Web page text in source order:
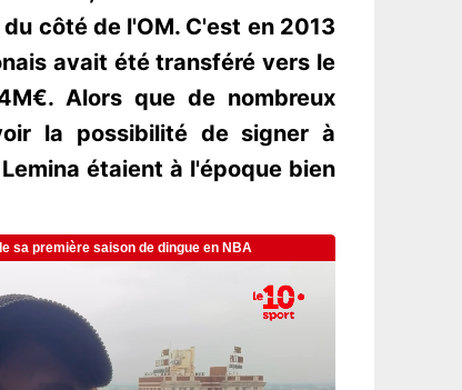
côté de l'OM. C'est en 2013
avait été transféré vers le
Alors que de nombreux
la possibilité de signer à
étaient à l'époque bien